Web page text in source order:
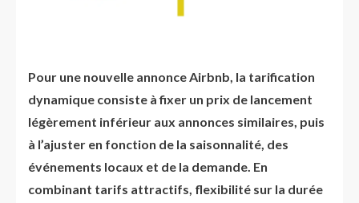
Pour une nouvelle annonce Airbnb, la tarification
dynamique consiste à fixer un prix de lancement
légèrement inférieur aux annonces similaires, puis
à l’ajuster en fonction de la saisonnalité, des
événements locaux et de la demande. En
combinant tarifs attractifs, flexibilité sur la durée